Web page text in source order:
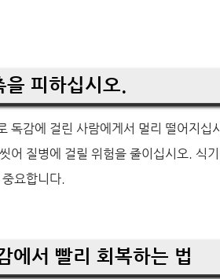
피하십시오.
독감에 걸린 사람에게서 멀리 떨어지십
어 질병에 걸릴 위험을 줄이십시오. 식
요합니다.
에서 빨리 회복하는 법